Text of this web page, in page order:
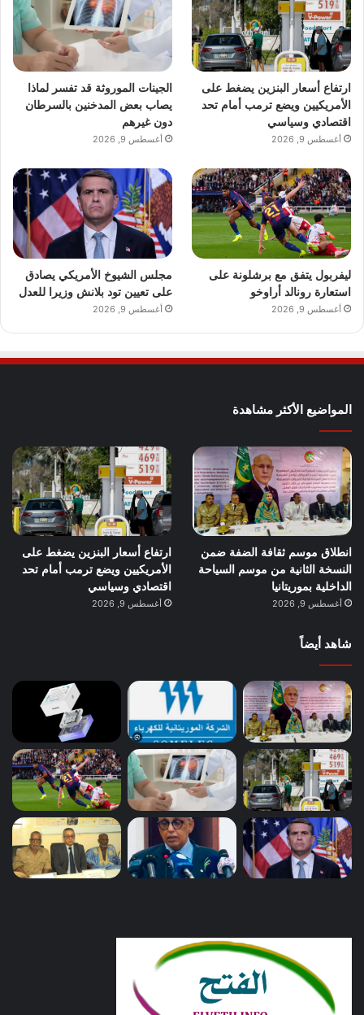
ارتفاع أسعار البنزين يضغط على
الأمريكيين ويضع ترمب أمام تحد
اقتصادي وسياسي
أغسطس 9, 2026
الجينات الموروثة قد تفسر لماذا
يصاب بعض المدخنين بالسرطان
دون غيرهم
أغسطس 9, 2026
ليفربول يتفق مع برشلونة على
استعارة رونالد أراوخو
أغسطس 9, 2026
مجلس الشيوخ الأمريكي يصادق
على تعيين تود بلانش وزيرا للعدل
أغسطس 9, 2026
المواضيع الأكثر مشاهدة
انطلاق موسم ثقافة الضفة ضمن
النسخة الثانية من موسم السياحة
الداخلية بموريتانيا
أغسطس 9, 2026
ارتفاع أسعار البنزين يضغط على
الأمريكيين ويضع ترمب أمام تحد
اقتصادي وسياسي
أغسطس 9, 2026
شاهد أيضاً